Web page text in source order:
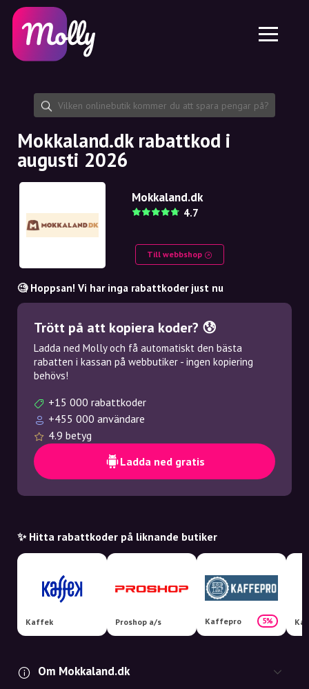
Hudvård
Hårvård
Dela rabattkod
Funktioner
Jobb
Om oss
Samarbete
Plattform
Molly till iPhone och iPad
Molly till Android
SE
EN
SE
NO
NL
Mokkaland.dk rabattkod i
augusti 2026
Mokkaland.dk
4.7
Till webbshop
🧐 Hoppsan! Vi har inga rabattkoder just nu
Trött på att kopiera koder? 😰
Ladda ned Molly och få automatiskt den bästa
rabatten i kassan på webbutiker - ingen kopiering
behövs!
+15 000 rabattkoder
+455 000 användare
4.9 betyg
Ladda ned gratis
✨ Hitta rabattkoder på liknande butiker
Kaffek Proshop a/s Kaffepro 5%
Om Mokkaland.dk